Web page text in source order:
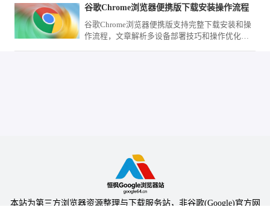
载文件，告别乱码困扰。
谷歌Chrome浏览器便携版下载安装操作流程
谷歌Chrome浏览器便携版支持完整下载安装和操
作流程，文章解析多设备部署技巧和操作优化方
本站为第三方浏览器资源整理与下载服务站，非谷歌(Google)官方网